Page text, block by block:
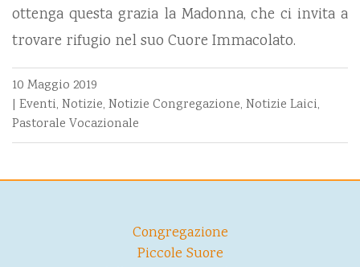
ottenga questa grazia la Madonna, che ci invita a
trovare rifugio nel suo Cuore Immacolato.
10 Maggio 2019
| Eventi, Notizie, Notizie Congregazione, Notizie Laici,
Pastorale Vocazionale
Congregazione
Piccole Suore